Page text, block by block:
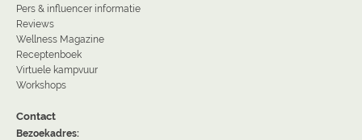
Pers & influencer informatie
Reviews
Wellness Magazine
Receptenboek
Virtuele kampvuur
Workshops
Contact
Bezoekadres: